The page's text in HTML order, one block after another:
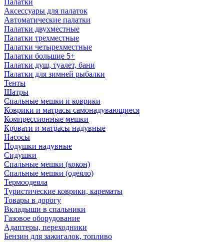
Палатки
Аксессуары для палаток
Автоматические палатки
Палатки двухместные
Палатки трехместные
Палатки четырехместные
Палатки большие 5+
Палатки душ, туалет, бани
Палатки для зимней рыбалки
Тенты
Шатры
Спальные мешки и коврики
Коврики и матрасы самонадувающиеся
Компрессионные мешки
Кровати и матрасы надувные
Насосы
Подушки надувные
Сидушки
Спальные мешки (кокон)
Спальные мешки (одеяло)
Термоодеяла
Туристические коврики, карематы
Товары в дорогу
Вкладыши в спальники
Газовое оборудование
Адаптеры, переходники
Бензин для зажигалок, топливо